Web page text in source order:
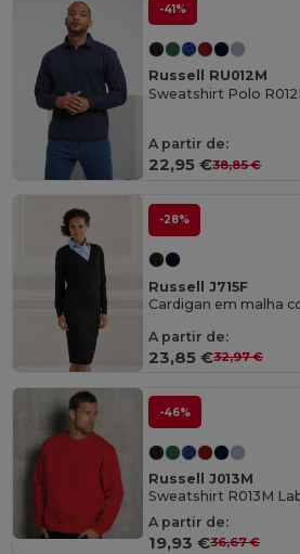
-41%
Russell RU012M
Sweatshirt Polo
A partir de:
22,95 €38,85 €
-28%
Russell J715F
A partir de:
23,85 €32,97 €
-46%
Russell J013M
Sweatshirt R013M
A partir de:
19,93 €36,67 €